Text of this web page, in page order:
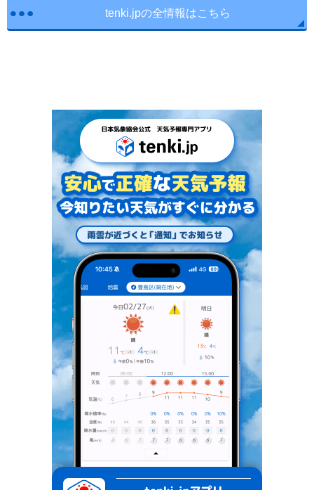
tenki.jpの全情報はこちら